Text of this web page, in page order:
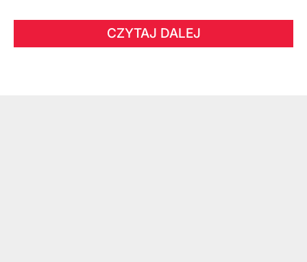
CZYTAJ DALEJ